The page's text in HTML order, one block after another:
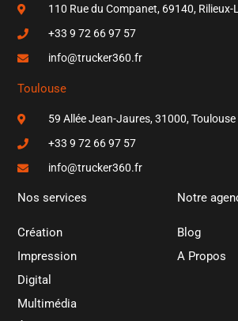
110 Rue du Companet, 69140, Rilieux-
+33 9 72 66 97 57
info@trucker360.fr
Toulouse
59 Allée Jean-Jaures, 31000, Toulouse
+33 9 72 66 97 57
info@trucker360.fr
Nos services
Création
Impression
Digital
Multimédia
Notre
Blog
A Propos